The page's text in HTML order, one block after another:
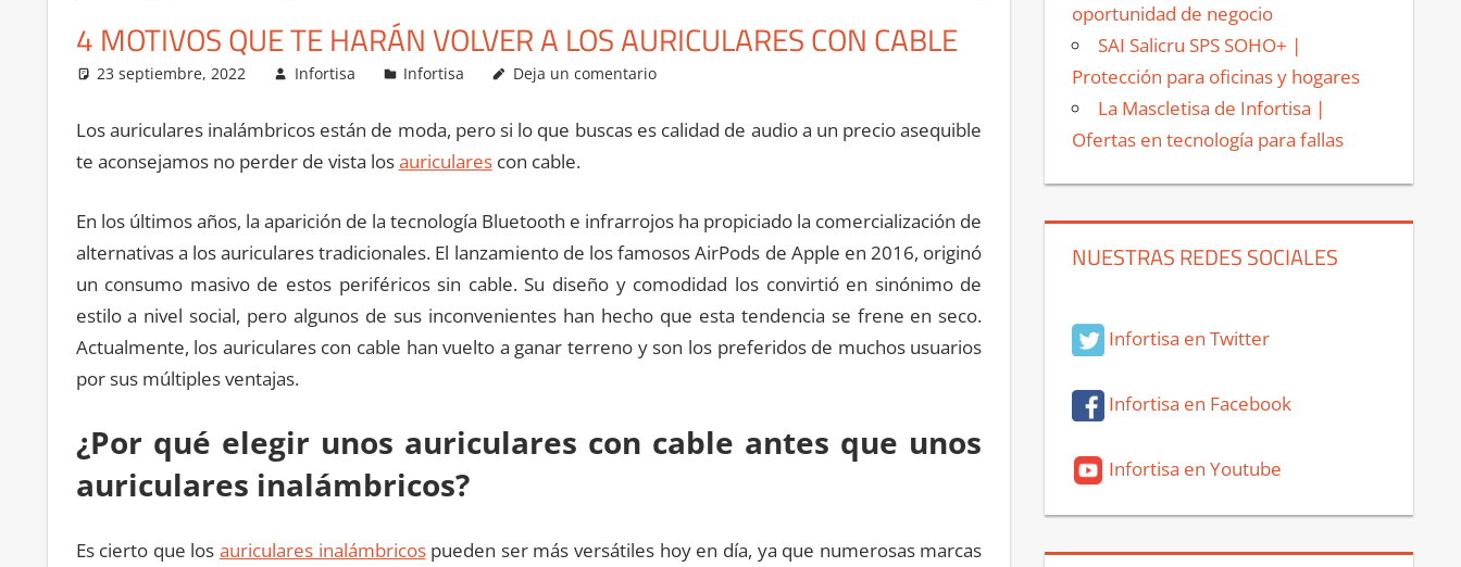
4 MOTIVOS QUE TE HARÁN VOLVER A LOS AURICULARES CON CABLE
23 septiembre, 2022 Infortisa Infortisa Deja un comentario
Los auriculares inalámbricos están de moda, pero si lo que buscas es calidad de audio a un precio asequible
te aconsejamos no perder de vista losauricularescon cable.
En los últimos años, la aparición de la tecnología Bluetooth e infrarrojos ha propiciado la comercialización de
alternativas a los auriculares tradicionales. El lanzamiento de los famosos AirPods de Apple en 2016, originó
un consumo masivo de estos periféricos sin cable. Su diseño y comodidad los convirtió en sinónimo de
estilo a nivel social, pero algunos de sus inconvenientes han hecho que esta tendencia se frene en seco.
Actualmente, los auriculares con cable han vuelto a ganar terreno y son los preferidos de muchos usuarios
por sus múltiples ventajas.
¿Por qué elegir unos auriculares con cable antes que unos
auriculares inalámbricos?
Es cierto que los auriculares inalámbricospueden ser más versátiles hoy en día, ya que numerosas marcas
oportunidad de negocio
SAI Salicru SPS SOHO+ |
Protección para oficinas y hogares
La Mascletisa de Infortisa |
Ofertas en tecnología para fallas
NUESTRAS REDES SOCIALES
Infortisa en Twitter
Infortisa en Facebook
Infortisa en Youtube